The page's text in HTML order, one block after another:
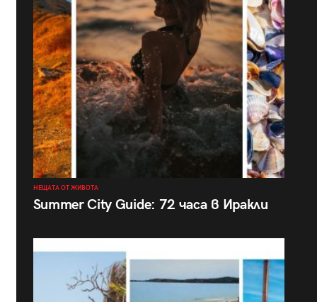
НЕЩАТА ОТ ЖИВОТА
Summer City Guide: 72 часа в Иракли